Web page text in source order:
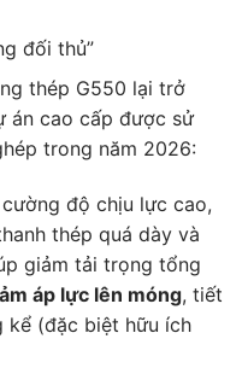
đối thủ”
thép G550 lại trở
án cao cấp được sử
trong năm 2026:
độ chịu lực cao,
thép quá dày và
giảm tải trọng tổng
áp lực lên móng, tiết
kể (đặc biệt hữu ích